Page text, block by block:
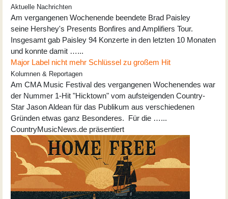
Aktuelle Nachrichten
Am vergangenen Wochenende beendete Brad Paisley
seine Hershey's Presents Bonfires and Amplifiers Tour.
Insgesamt gab Paisley 94 Konzerte in den letzten 10 Monaten
und konnte damit …...
Major Label nicht mehr Schlüssel zu großem Hit
Kolumnen & Reportagen
Am CMA Music Festival des vergangenen Wochenendes war
der Nummer 1-Hit "Hicktown" vom aufsteigenden Country-
Star Jason Aldean für das Publikum aus verschiedenen
Gründen etwas ganz Besonderes. Für die …...
CountryMusicNews.de präsentiert